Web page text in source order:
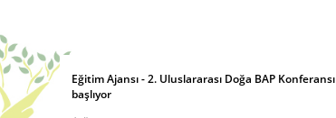
Eğitim Ajansı - 2. Uluslararası Doğa BAP Konferansı
başlıyor